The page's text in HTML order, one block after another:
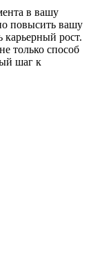
в вашу
повысить вашу
карьерный рост.
только способ
шаг к